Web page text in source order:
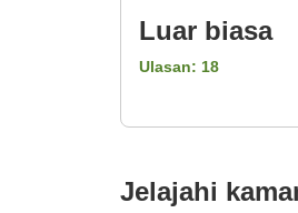
Luar biasa
Ulasan: 18
Jelajahi